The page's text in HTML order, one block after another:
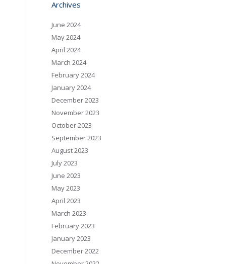
Archives
June 2024
May 2024
April 2024
March 2024
February 2024
January 2024
December 2023
November 2023
October 2023
September 2023
August 2023
July 2023
June 2023
May 2023
April 2023
March 2023
February 2023
January 2023
December 2022